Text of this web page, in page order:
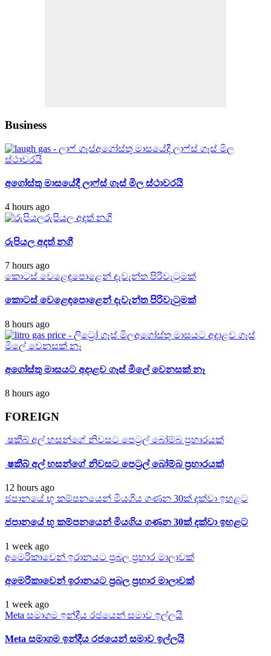
Business
අගෝස්තු මාසයේදී ලාෆ්ස් ගෑස් මිල
ස්ථාවරයි
අගෝස්තු මාසයේදී ලාෆ්ස් ගෑස් මිල ස්ථාවරයි
4 hours ago
රුපියල අදත් නගී
රුපියල අදත් නගී
7 hours ago
කොටස් වෙළෙඳපොළෙන් දැවැන්ත පිරිවැටුමක්
කොටස් වෙළෙඳපොළෙන් දැවැන්ත පිරිවැටුමක්
8 hours ago
අගෝස්තු මාසයට අදාළව ගෑස්
මිලේ වෙනසක් නෑ
අගෝස්තු මාසයට අදාළව ගෑස් මිලේ වෙනසක් නෑ
8 hours ago
FOREIGN
ෂකීබ් අල් හසන්ගේ නිවසට පෙට්‍රල් බෝම්බ ප්‍රහාරයක්
ෂකීබ් අල් හසන්ගේ නිවසට පෙට්‍රල් බෝම්බ ප්‍රහාරයක්
12 hours ago
ජපානයේ භූ කම්පනයෙන් මියගිය ගණන 30ක් දක්වා ඉහළට
ජපානයේ භූ කම්පනයෙන් මියගිය ගණන 30ක් දක්වා ඉහළට
1 week ago
අමෙරිකාවෙන් ඉරානයට ප්‍රබල ප්‍රහාර මාලාවක්
අමෙරිකාවෙන් ඉරානයට ප්‍රබල ප්‍රහාර මාලාවක්
1 week ago
Meta සමාගම ඉන්දීය රජයෙන් සමාව ඉල්ලයි
Meta සමාගම ඉන්දීය රජයෙන් සමාව ඉල්ලයි